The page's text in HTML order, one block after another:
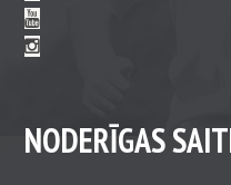
NODERĪGAS